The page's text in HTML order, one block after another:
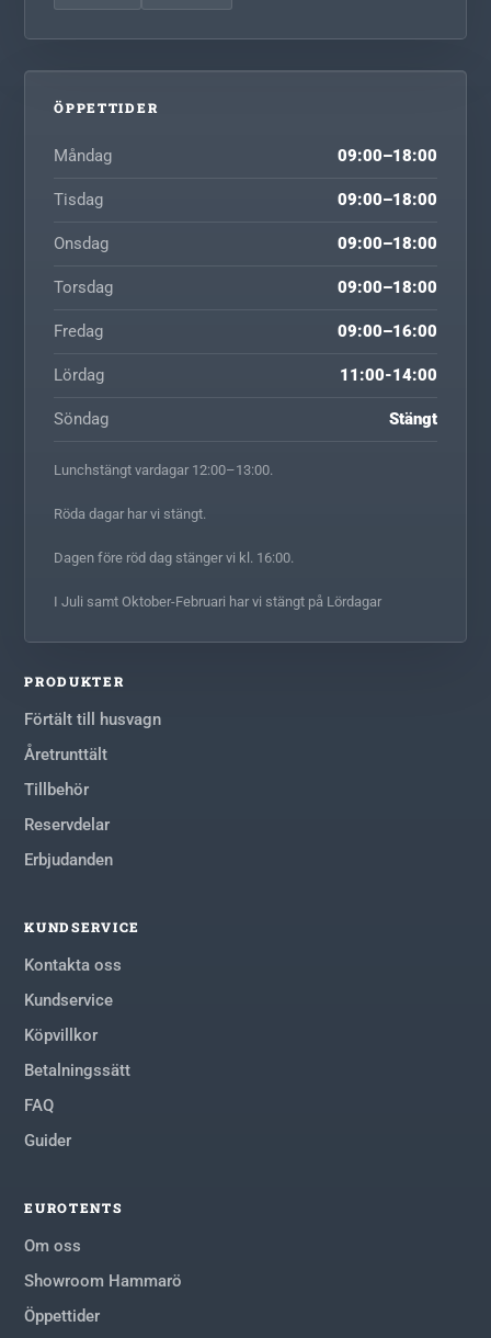
PRODUKTER
Förtält till husvagn
Åretrunttält
Tillbehör
Reservdelar
Erbjudanden
KUNDSERVICE
Kontakta oss
Kundservice
Köpvillkor
Betalningssätt
FAQ
Guider
EUROTENTS
Om oss
Showroom Hammarö
Öppettider
ÖPPETTIDER
Måndag 09:00–18:00
Tisdag 09:00–18:00
Onsdag 09:00–18:00
Torsdag 09:00–18:00
Fredag 09:00–16:00
Lördag 11:00-14:00
Söndag Stängt
Lunchstängt vardagar 12:00–13:00.
Röda dagar har vi stängt.
Dagen före röd dag stänger vi kl. 16:00.
I Juli samt Oktober-Februari har vi stängt på Lördagar